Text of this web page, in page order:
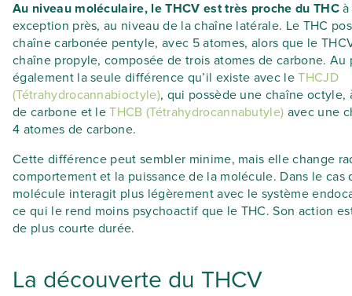
Au niveau moléculaire, le THCV est très proche du THCà
exception près, au niveau de la chaîne latérale. Le THC
chaîne carbonée pentyle, avec 5 atomes, alors que le
chaîne propyle, composée de trois atomes de carbone. Au
également la seule différence qu’il existe avec leTHCJD
(Tétrahydrocannabioctyle), qui possède une chaîne octyle,
de carbone et leTHCB (Tétrahydrocannabutyle) avec une
4 atomes de carbone.
Cette différence peut sembler minime, mais elle change
comportement et la puissance de la molécule. Dans le cas
molécule interagit plus légèrement avec le système
ce qui le rend moins psychoactif que le THC. Son action
de plus courte durée.
La découverte du THCV